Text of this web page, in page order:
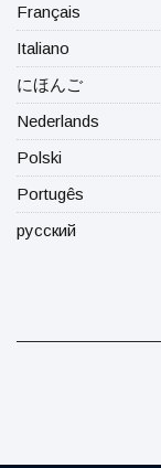
Français
Italiano
にほんご
Nederlands
Polski
Portugês
русский